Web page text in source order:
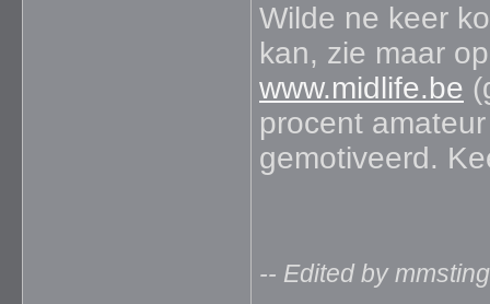
Wilde ne keer
kan, zie maar
www.midlife.be
procent
gemotiveerd.
-- Edited by